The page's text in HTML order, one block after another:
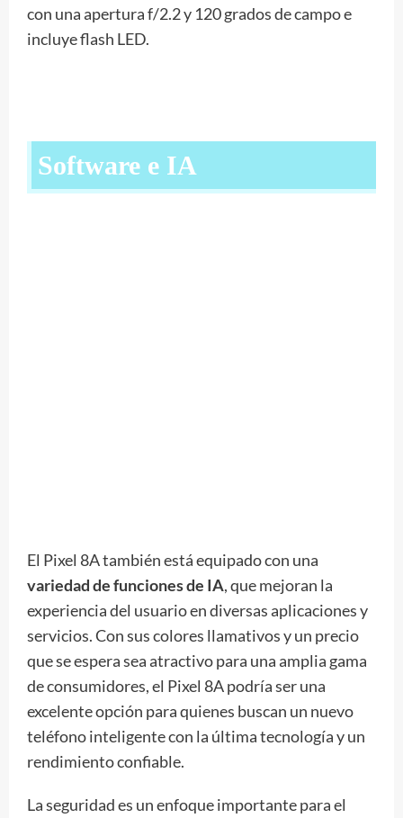
con una apertura f/2.2 y 120 grados de campo e
incluye flash LED.
Software e IA
El Pixel 8A también está equipado con una
variedad de funciones de IA, que mejoran la
experiencia del usuario en diversas aplicaciones y
servicios. Con sus colores llamativos y un precio
que se espera sea atractivo para una amplia gama
de consumidores, el Pixel 8A podría ser una
excelente opción para quienes buscan un nuevo
teléfono inteligente con la última tecnología y un
rendimiento confiable.
La seguridad es un enfoque importante para el